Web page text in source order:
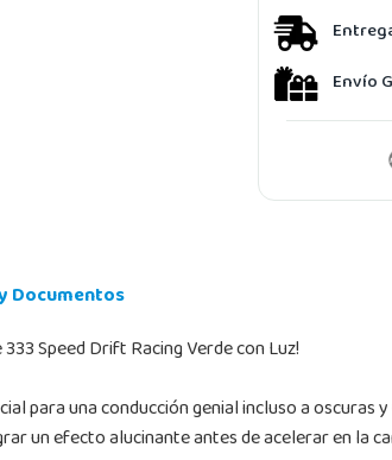
Envío
Documentos
Speed Drift Racing Verde con Luz!
para una conducción genial incluso a oscuras
un efecto alucinante antes de acelerar en la